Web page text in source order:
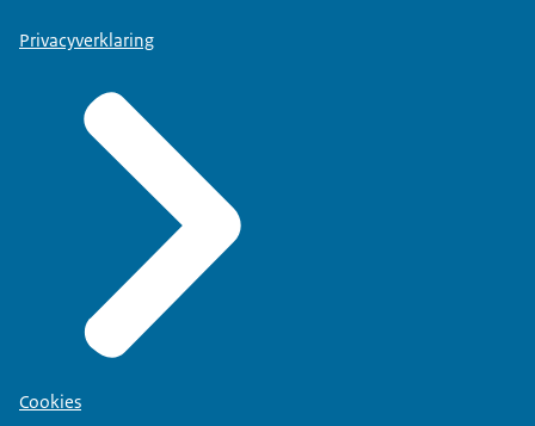
Privacyverklaring
Cookies